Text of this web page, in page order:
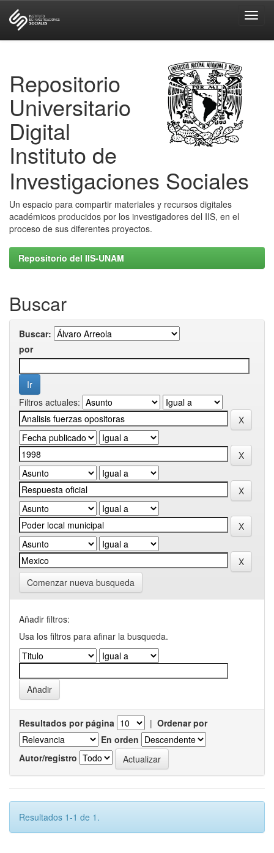
Repositorio
Universitario
Digital
Instituto de
Investigaciones Sociales
Un espacio para compartir materiales y recursos digitales
académicos producidos por los investigadores del IIS, en el
proceso de sus diferentes proyectos.
Repositorio del IIS-UNAM
Buscar
Buscar:
por
Filtros actuales:
Comenzar nueva busqueda
Añadir filtros:
Usa los filtros para afinar la busqueda.
Resultados por página | Ordenar por
En orden
Autor/registro
Resultados 1-1 de 1.